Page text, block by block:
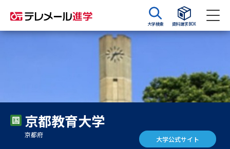
大学検索 資料請求BOX
資料請求
大学パンフ
大学入学共通テスト利用選抜の
京都教育大学
京都府 大学公式サイト